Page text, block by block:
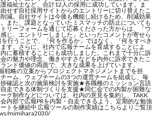
福祉士など、合計12人の採用に成功しています。ま
せず自社採用サイトからのエントリーに切り替えたこ
減。自社サイトは今後も機能し続けるため、削減効果
また、課題となっていたミスマッチの防止についても
リーフォームを通じて応募くださった方からは、「ウ
じ、エントリーしました」といったコメントが寄せら
行うことで、「何を作るか」ではなく、「何をすべき
す。さらに、社内で広報チームを育成することによ
に蓄積することにも成功しました。これまで十分に訴
の魅力や理念、働きやすさなどを内外に訴求できたこ
ンド価値の両面で、大きな成果を上げています。
戦略の立案からプロジェクトマネジメントまでを担
ーム、ウェブチームの3つの運営チームを組成し、毎
確認と次の施策検討を実施★各職種のミッション言語
走できる体制づくりを支援★同仁会での内製が困難な
ク制作などについては、社内の意見を集約し、TAKK
内部で広報PRを内製・自走できるよう、定期的な勉強
トを継続中 広報ツールの制作実績はこちらよりご覧頂
mimihara2030/